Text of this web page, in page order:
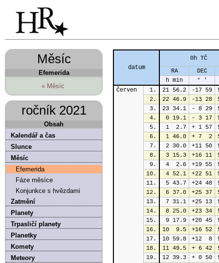
Měsíc
Efemerida
« Měsíc
ročník 2021
Obsah
Kalendář a čas
Slunce
Měsíc
Efemerida
Fáze měsíce
Konjunkce s hvězdami
Zatmění
Planety
Trpasličí planety
Planetky
Komety
Meteory
datum
0h TČ
RA
DEC
h min
° '
Červen
1. 21 56.2 -17 59
2.
22 46.9 -13 28
3.
23 34.1 - 8 29
4.
0 19.1 - 3 17
5.
1  2.7 + 1 57
6.
1 46.0 + 7  2
7.
2 30.0 +11 50
8.
3 15.3 +16 11
9.
4  2.6 +19 55
10.
4 52.1 +22 51
11.
5 43.7 +24 48
12.
6 37.0 +25 37
13.
7 31.1 +25 13
14.
8 25.0 +23 34
15.
9 17.9 +20 45
16.
10  9.5 +16 52
17.
10 59.8 +12  8
18.
11 49.5 + 6 42
19.
12 39.3 + 0 50